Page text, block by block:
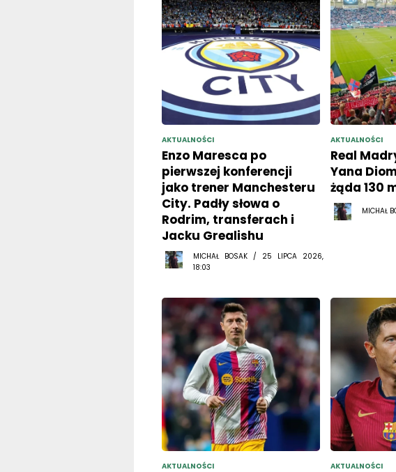
AKTUALNOŚCI
Enzo Maresca po
pierwszej konferencji
jako trener Manchesteru
City. Padły słowa o
Rodrim, transferach i
Jacku Grealishu
MICHAŁ BOSAK / 25 LIPCA 2026,
18:03
AKTUALNOŚCI
Real
Yana
żąda 130
MICHAŁ
AKTUALNOŚCI AKTUALNOŚCI